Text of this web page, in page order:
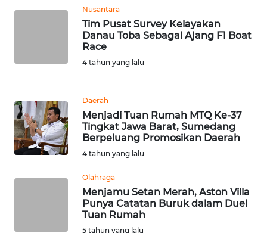
Nusantara
Tim Pusat Survey Kelayakan
Danau Toba Sebagai Ajang F1 Boat
Race
4 tahun yang lalu
Daerah
Menjadi Tuan Rumah MTQ Ke-37
Tingkat Jawa Barat, Sumedang
Berpeluang Promosikan Daerah
4 tahun yang lalu
Olahraga
Menjamu Setan Merah, Aston Villa
Punya Catatan Buruk dalam Duel
Tuan Rumah
5 tahun yang lalu
DEPOK
UTARA
SAMOSIR
WN
PADANG